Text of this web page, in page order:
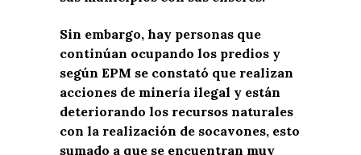
Sin embargo, hay personas que
continúan ocupando los predios y
según EPM se constató que realizan
acciones de minería ilegal y están
deteriorando los recursos naturales
con la realización de socavones, esto
sumado a que se encuentran muy